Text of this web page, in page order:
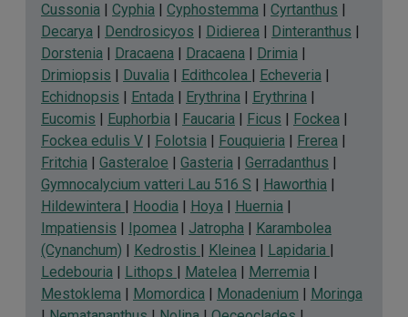
Cussonia | Cyphia | Cyphostemma | Cyrtanthus |
Decarya | Dendrosicyos | Didierea | Dinteranthus |
Dorstenia | Dracaena | Dracaena | Drimia |
Drimiopsis | Duvalia | Edithcolea | Echeveria |
Echidnopsis | Entada | Erythrina | Erythrina |
Eucomis | Euphorbia | Faucaria | Ficus | Fockea |
Fockea edulis V | Folotsia | Fouquieria | Frerea |
Fritchia | Gasteraloe | Gasteria | Gerradanthus |
Gymnocalycium vatteri Lau 516 S | Haworthia |
Hildewintera | Hoodia | Hoya | Huernia |
Impatiensis | Ipomea | Jatropha | Karambolea
(Cynanchum) | Kedrostis | Kleinea | Lapidaria |
Ledebouria | Lithops | Matelea | Merremia |
Mestoklema | Momordica | Monadenium | Moringa